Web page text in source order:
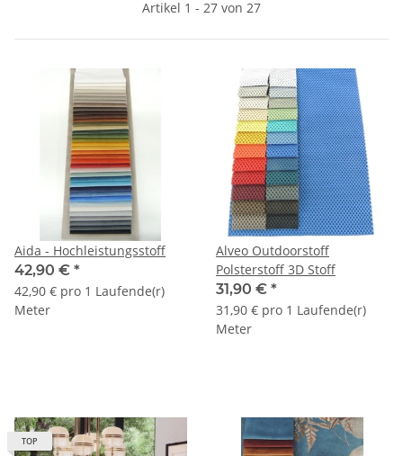
Artikel 1 - 27 von 27
Aida - Hochleistungsstoff
42,90 € *
42,90 € pro 1 Laufende(r)
Meter
Alveo Outdoorstoff
Polsterstoff 3D Stoff
31,90 € *
31,90 € pro 1 Laufende(r)
Meter
TOP